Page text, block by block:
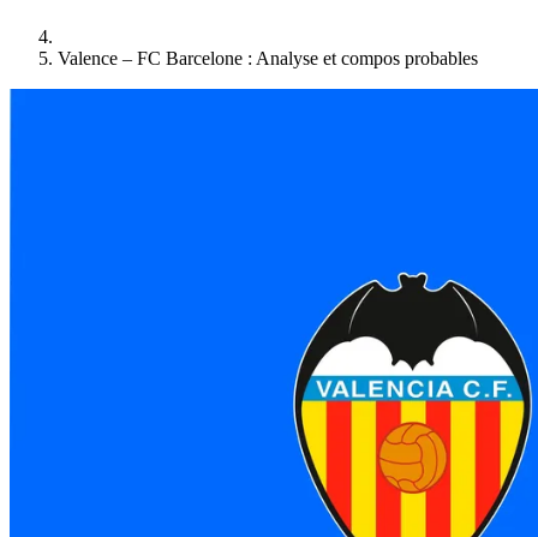
Valence – FC Barcelone : Analyse et compos probables